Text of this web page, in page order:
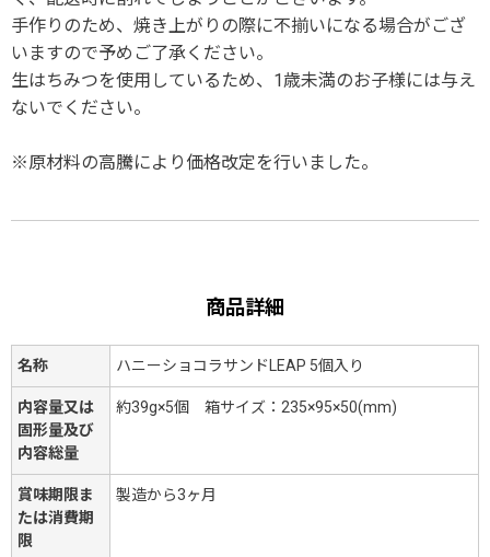
手作りのため、焼き上がりの際に不揃いになる場合がござ
いますので予めご了承ください。
生はちみつを使用しているため、1歳未満のお子様には与え
ないでください。
※原材料の高騰により価格改定を行いました。
商品詳細
名称 ハニーショコラサンドLEAP 5個入り
内容量又は
固形量及び
内容総量
約39g×5個 箱サイズ：235×95×50(mm)
賞味期限ま
たは消費期
限
製造から3ヶ月